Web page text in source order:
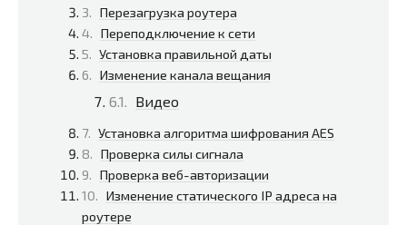
Перезагрузка роутера
Переподключение к сети
Установка правильной даты
Изменение канала вещания
Видео
Установка алгоритма шифрования AES
Проверка силы сигнала
Проверка веб-авторизации
Изменение статического IP адреса на
роутере